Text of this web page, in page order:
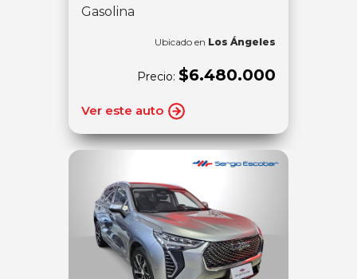
Gasolina
Ubicado en Los Ángeles
Precio: $6.480.000
Ver este auto